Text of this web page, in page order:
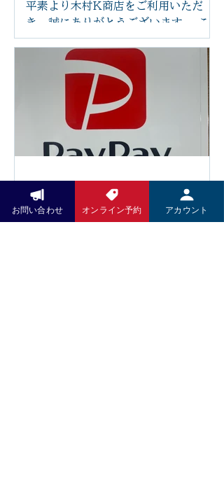
ます。 「まるで雲の上にいるような座
り心地」と感じていただけるほど、快
適な座り心地です。 足つぼの刺激で身
体を整えながら、心もほっと安らぐ時
間をお過ごしください。 木村k商店で
は、これからも技術だけでなく、施術
を受ける空間や設備にもこだわり、皆
さまに安心して通っていただけるサロ
ンづくりを目指してまいります。 ぜひ
新しいリクライニングチェアで、心地
さまのご来店を心よりお待ちしており
ます。
平素より木村K商店をご利用いただ
き、誠にありがとうございます。 この
たび、原材料費や光熱費の高騰に伴
い、2026年6月14日より一部メニュ
ーの価格を改定させていただくことと
なりました。 また、今後は足つぼ施術
前後の蒸しタオルを導入し、よりリラ
ックスした状態で足裏から全身を整え
る施術をご提供してまいります。その
他にも施術内容やサービスの充実を図
境づくりに努めてまいります。 お客様
にはご負担をおかけいたしますが、こ
れからも技術の向上とサービスの充実
Pay Pay
いつもお世話になっております。 5月
お問い合わせ オンライン予約 アカウント